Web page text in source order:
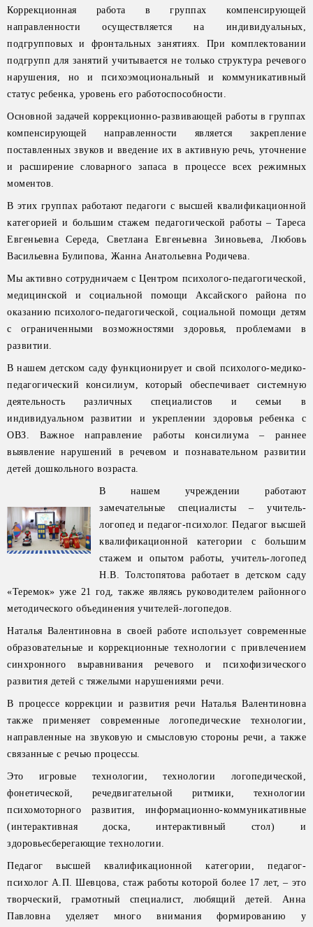
Коррекционная работа в группах компенсирующей
направленности осуществляется на индивидуальных,
подгрупповых и фронтальных занятиях. При комплектовании
подгрупп для занятий учитывается не только структура речевого
нарушения, но и психоэмоциональный и коммуникативный
статус ребенка, уровень его работоспособности.
Основной задачей коррекционно-развивающей работы в группах
компенсирующей направленности является закрепление
поставленных звуков и введение их в активную речь, уточнение
и расширение словарного запаса в процессе всех режимных
моментов.
В этих группах работают педагоги с высшей квалификационной
категорией и большим стажем педагогической работы – Тареса
Евгеньевна Середа, Светлана Евгеньевна Зиновьева, Любовь
Васильевна Булипова, Жанна Анатольевна Родичева.
Мы активно сотрудничаем с Центром психолого-педагогической,
медицинской и социальной помощи Аксайского района по
оказанию психолого-педагогической, социальной помощи детям
с ограниченными возможностями здоровья, проблемами в
развитии.
В нашем детском саду функционирует и свой психолого-медико-
педагогический консилиум, который обеспечивает системную
деятельность различных специалистов и семьи в
индивидуальном развитии и укреплении здоровья ребенка с
ОВЗ. Важное направление работы консилиума – раннее
выявление нарушений в речевом и познавательном развитии
детей дошкольного возраста.
В нашем учреждении работают
замечательные специалисты – учитель-
логопед и педагог-психолог. Педагог высшей
квалификационной категории с большим
стажем и опытом работы, учитель-логопед
Н.В. Толстопятова работает в детском саду
«Теремок» уже 21 год, также являясь руководителем районного
методического объединения учителей-логопедов.
Наталья Валентиновна в своей работе использует современные
образовательные и коррекционные технологии с привлечением
синхронного выравнивания речевого и психофизического
развития детей с тяжелыми нарушениями речи.
В процессе коррекции и развития речи Наталья Валентиновна
также применяет современные логопедические технологии,
направленные на звуковую и смысловую стороны речи, а также
связанные с речью процессы.
Это игровые технологии, технологии логопедической,
фонетической, речедвигательной ритмики, технологии
психомоторного развития, информационно-коммуникативные
(интерактивная доска, интерактивный стол) и
здоровьесберегающие технологии.
Педагог высшей квалификационной категории, педагог-
психолог А.П. Шевцова, стаж работы которой более 17 лет, – это
творческий, грамотный специалист, любящий детей. Анна
Павловна уделяет много внимания формированию у